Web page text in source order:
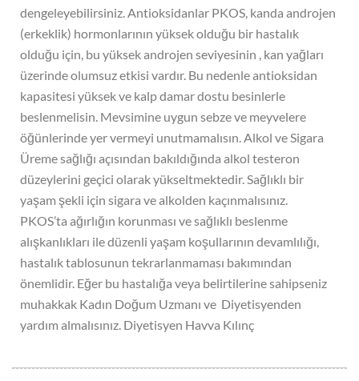
dengeleyebilirsiniz. Antioksidanlar PKOS, kanda androjen
(erkeklik) hormonlarının yüksek olduğu bir hastalık
olduğu için, bu yüksek androjen seviyesinin , kan yağları
üzerinde olumsuz etkisi vardır. Bu nedenle antioksidan
kapasitesi yüksek ve kalp damar dostu besinlerle
beslenmelisin. Mevsimine uygun sebze ve meyvelere
öğünlerinde yer vermeyi unutmamalısın. Alkol ve Sigara
Üreme sağlığı açısından bakıldığında alkol testeron
düzeylerini geçici olarak yükseltmektedir. Sağlıklı bir
yaşam şekli için sigara ve alkolden kaçınmalısınız.
PKOS’ta ağırlığın korunması ve sağlıklı beslenme
alışkanlıkları ile düzenli yaşam koşullarının devamlılığı,
hastalık tablosunun tekrarlanmaması bakımından
önemlidir. Eğer bu hastalığa veya belirtilerine sahipseniz
muhakkak Kadın Doğum Uzmanı ve Diyetisyenden
yardım almalısınız. Diyetisyen Havva Kılınç